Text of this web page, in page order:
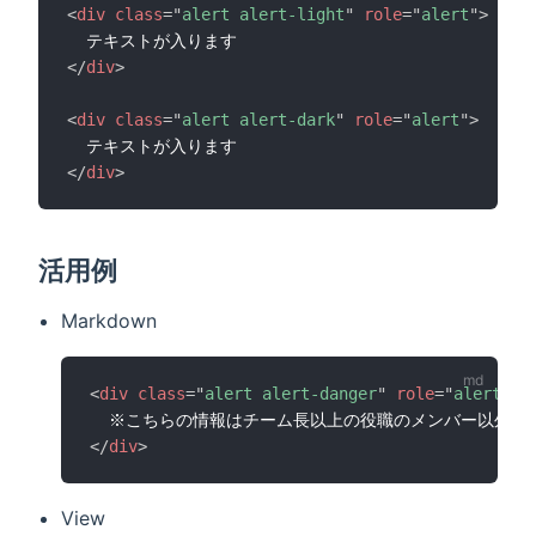
<div class="alert alert-light" role="alert">
</div>
<div class="alert alert-dark" role="alert">
</div>
活用例
Markdown
<div class="alert alert-danger" role="alert
</div>
View